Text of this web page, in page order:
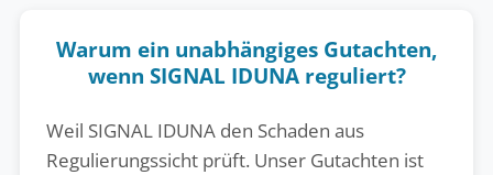
Warum ein unabhängiges Gutachten,
wenn SIGNAL IDUNA reguliert?
Weil SIGNAL IDUNA den Schaden aus
Regulierungssicht prüft. Unser Gutachten ist